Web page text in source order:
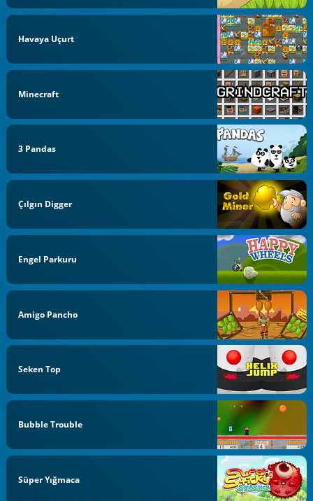
Havaya Uçurt
Minecraft
3 Pandas
Çılgın Digger
Engel Parkuru
Amigo Pancho
Seken Top
Bubble Trouble
Süper Yığmaca